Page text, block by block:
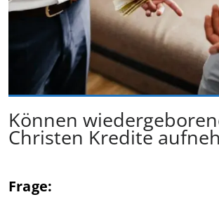
Können
Christen Kredite
Frage: